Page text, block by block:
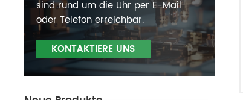
sind rund um die Uhr per E-Mail
oder Telefon erreichbar.
KONTAKTIERE UNS